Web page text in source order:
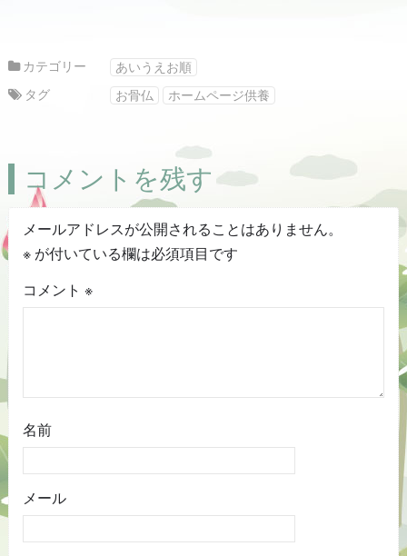
カテゴリー
あいうえお順
タグ
お骨仏 ホームページ供養
コメントを残す
メールアドレスが公開されることはありません。
※が付いている欄は必須項目です
コメント ※
名前
メール